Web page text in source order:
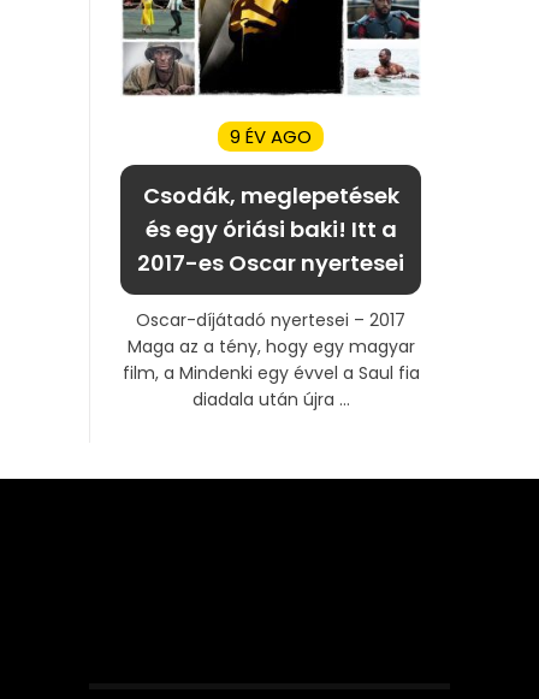
9 ÉV AGO
Csodák, meglepetések
és egy óriási baki! Itt a
2017-es Oscar nyertesei
Oscar-díjátadó nyertesei – 2017
Maga az a tény, hogy egy magyar
film, a Mindenki egy évvel a Saul fia
diadala után újra ...